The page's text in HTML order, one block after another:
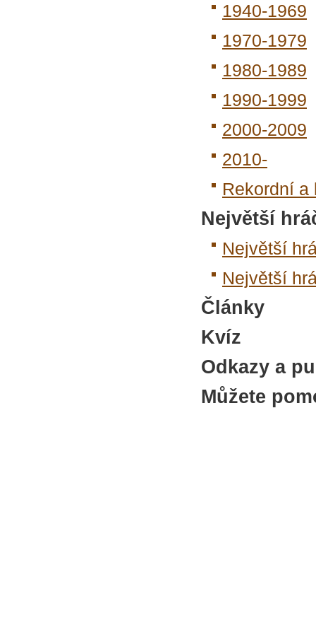
1940-1969
1970-1979
1980-1989
1990-1999
2000-2009
2010-
Rekordní a
Největší
Největší
Největší
Články
Kvíz
Odkazy a
Můžete